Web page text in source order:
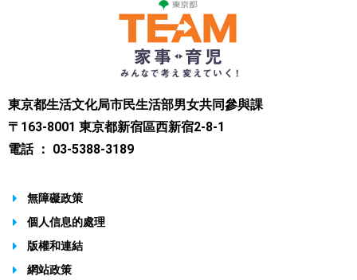
東京都生活文化局市民生活部男女共同參與課
〒163-8001 東京都新宿區西新宿2-8-1
電話 ： 03-5388-3189
無障礙政策
個人信息的處理
版權和連結
網站政策